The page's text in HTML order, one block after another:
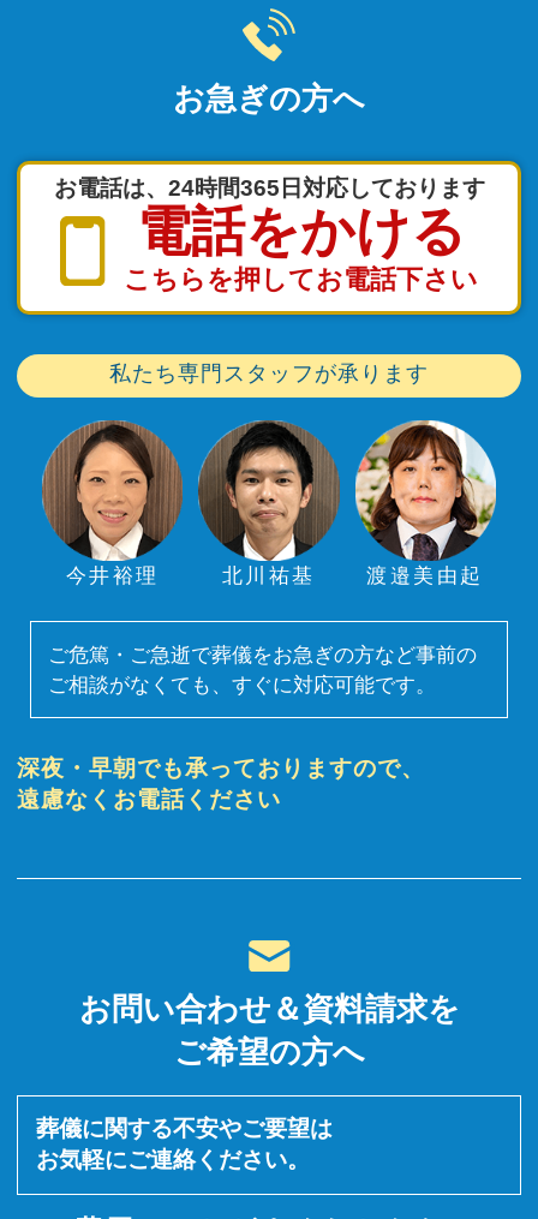
お急ぎの方へ
お電話は、24時間365日対応しております
電話をかける
こちらを押してお電話下さい
私たち専門スタッフが承ります
今井裕理 北川祐基 渡邉美由起
ご危篤・ご急逝で葬儀をお急ぎの方など事前の
ご相談がなくても、すぐに対応可能です。
深夜・早朝でも承っておりますので、
遠慮なくお電話ください
お問い合わせ＆資料請求を
ご希望の方へ
葬儀に関する不安やご要望は
お気軽にご連絡ください。